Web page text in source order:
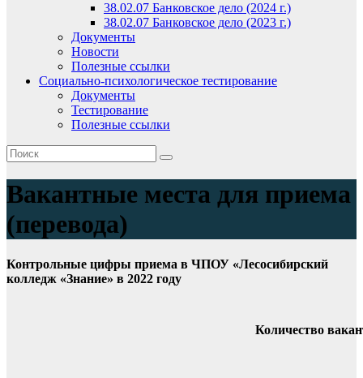
38.02.07 Банковское дело (2024 г.)
38.02.07 Банковское дело (2023 г.)
Документы
Новости
Полезные ссылки
Социально-психологическое тестирование
Документы
Тестирование
Полезные ссылки
Вакантные места для приема
(перевода)
Контрольные цифры приема в ЧПОУ «Лесосибирский
колледж «Знание» в 2022 году
Количество